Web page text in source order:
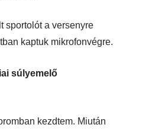
sportolót a versenyre
kaptuk mikrofonvégre.
súlyemelő
kezdtem. Miután